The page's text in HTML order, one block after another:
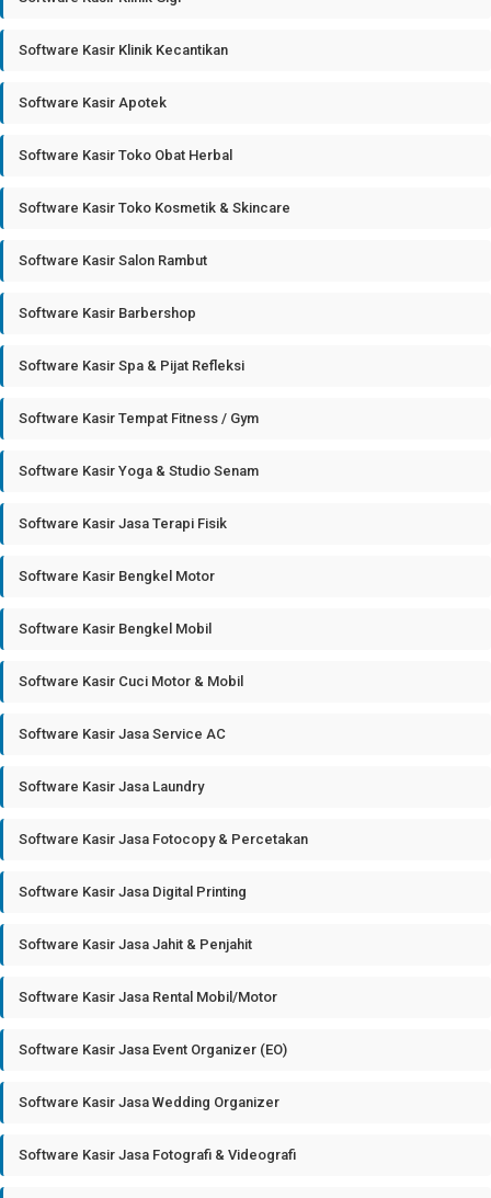
Software Kasir Klinik Kecantikan
Software Kasir Apotek
Software Kasir Toko Obat Herbal
Software Kasir Toko Kosmetik & Skincare
Software Kasir Salon Rambut
Software Kasir Barbershop
Software Kasir Spa & Pijat Refleksi
Software Kasir Tempat Fitness / Gym
Software Kasir Yoga & Studio Senam
Software Kasir Jasa Terapi Fisik
Software Kasir Bengkel Motor
Software Kasir Bengkel Mobil
Software Kasir Cuci Motor & Mobil
Software Kasir Jasa Service AC
Software Kasir Jasa Laundry
Software Kasir Jasa Fotocopy & Percetakan
Software Kasir Jasa Digital Printing
Software Kasir Jasa Jahit & Penjahit
Software Kasir Jasa Rental Mobil/Motor
Software Kasir Jasa Event Organizer (EO)
Software Kasir Jasa Wedding Organizer
Software Kasir Jasa Fotografi & Videografi